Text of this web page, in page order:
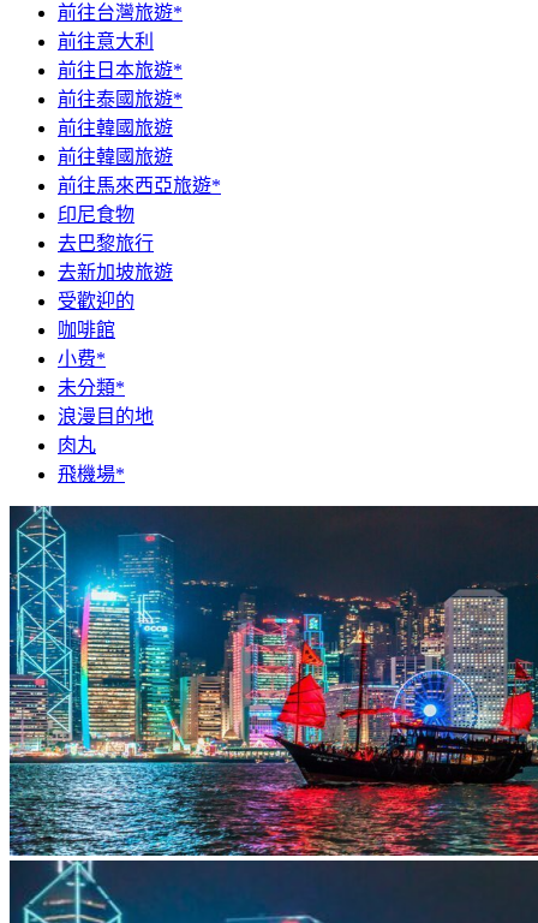
前往台灣旅遊*
前往意大利
前往日本旅遊*
前往泰國旅遊*
前往韓國旅遊
前往韓國旅遊
前往馬來西亞旅遊*
印尼食物
去巴黎旅行
去新加坡旅遊
受歡迎的
咖啡館
小费*
未分類*
浪漫目的地
肉丸
飛機場*